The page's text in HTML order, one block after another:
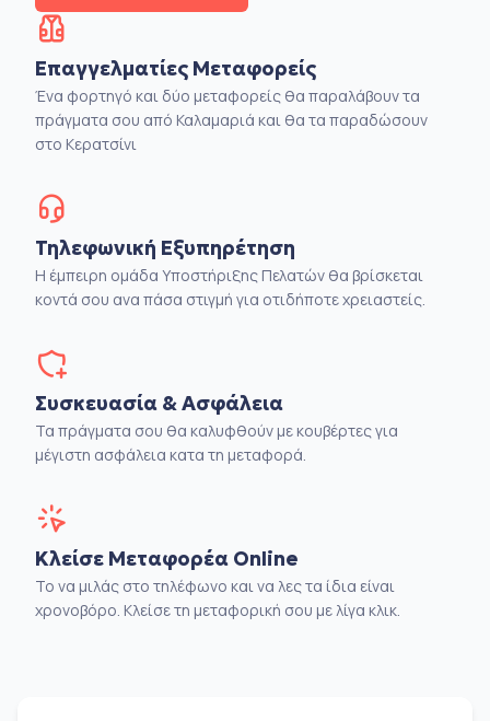
Επαγγελματίες Μεταφορείς
Ένα φορτηγό και δύο μεταφορείς θα παραλάβουν τα
πράγματα σου από Καλαμαριά και θα τα παραδώσουν
στο Κερατσίνι
Τηλεφωνική Εξυπηρέτηση
Η έμπειρη ομάδα Υποστήριξης Πελατών θα βρίσκεται
κοντά σου ανα πάσα στιγμή για οτιδήποτε χρειαστείς.
Συσκευασία & Ασφάλεια
Τα πράγματα σου θα καλυφθούν με κουβέρτες για
μέγιστη ασφάλεια κατα τη μεταφορά.
Κλείσε Μεταφορέα Online
Το να μιλάς στο τηλέφωνο και να λες τα ίδια είναι
χρονοβόρο. Κλείσε τη μεταφορική σου με λίγα κλικ.